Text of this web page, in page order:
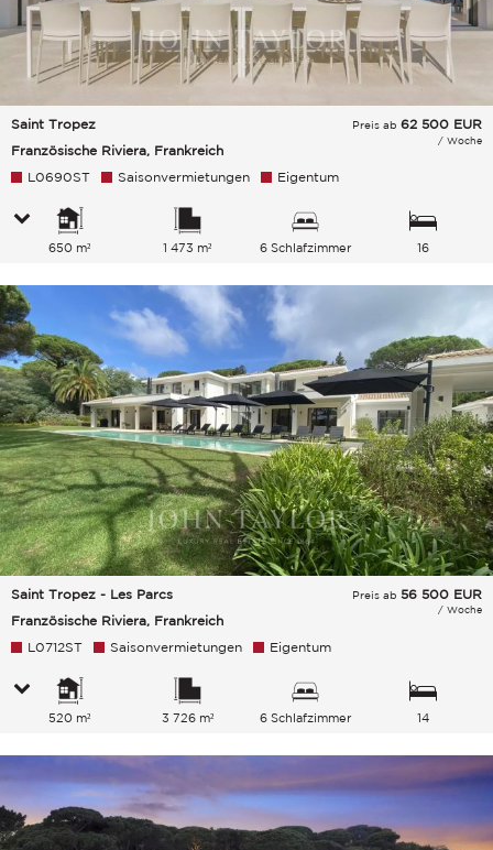
Saint Tropez
Französische Riviera, Frankreich
Preis ab 62 500 EUR
/ Woche
L0690ST Saisonvermietungen Eigentum
650 m² 1 473 m² 6 Schlafzimmer
16
Saint Tropez - Les Parcs
Französische Riviera, Frankreich
Preis ab 56 500 EUR
/ Woche
L0712ST Saisonvermietungen Eigentum
520 m² 3 726 m² 6 Schlafzimmer
14